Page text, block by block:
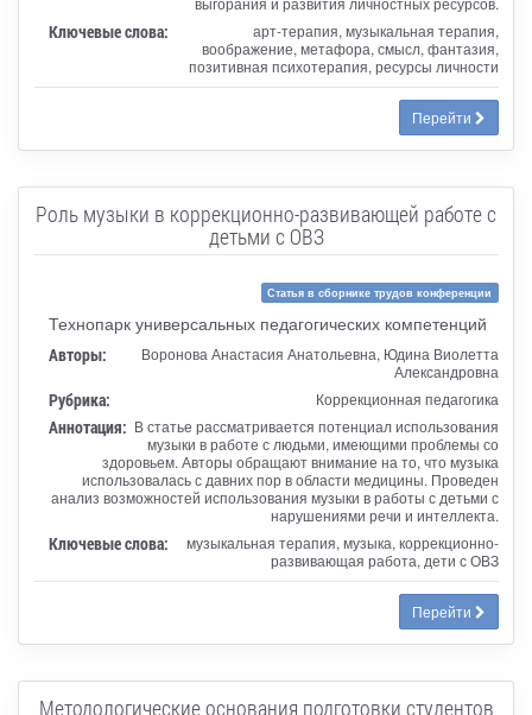
Ключевые слова:
арт-терапия, музыкальная терапия,
воображение, метафора, смысл, фантазия,
позитивная психотерапия, ресурсы личности
Перейти
Роль музыки в коррекционно-развивающей работе с
детьми с ОВЗ
Статья в сборнике трудов конференции
Технопарк универсальных педагогических компетенций
Авторы:
Воронова Анастасия Анатольевна, Юдина Виолетта
Александровна
Рубрика: Коррекционная педагогика
Аннотация: В статье рассматривается потенциал использования
музыки в работе с людьми, имеющими проблемы со
здоровьем. Авторы обращают внимание на то, что музыка
использовалась с давних пор в области медицины. Проведен
анализ возможностей использования музыки в работы с детьми с
нарушениями речи и интеллекта.
Ключевые слова:
музыкальная терапия, музыка, коррекционно-
развивающая работа, дети с ОВЗ
Перейти
Методологические основания подготовки студентов